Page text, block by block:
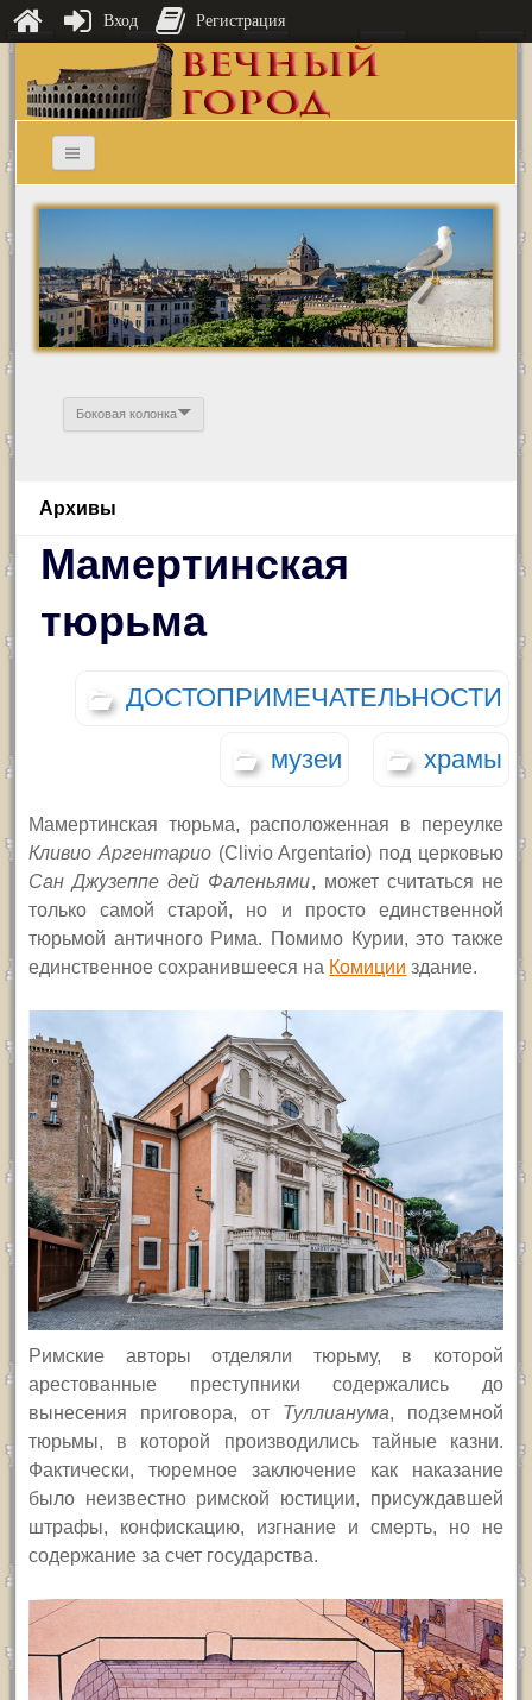
Боковая колонка
Архивы
Мамертинская
тюрьма
ДОСТОПРИМЕЧАТЕЛЬНОСТИ
музеи
храмы
Мамертинская тюрьма, расположенная в переулке
Кливио Аргентарио (Clivio Argentario) под церковью
Сан Джузеппе дей Фаленьями, может считаться не
только самой старой, но и просто единственной
тюрьмой античного Рима.
Помимо Курии, это также
единственное сохранившееся на Комиции здание.
Римские авторы отделяли тюрьму, в которой
арестованные преступники содержались до
вынесения приговора, от Туллианума, подземной
тюрьмы, в которой производились тайные казни.
Фактически, тюремное заключение как наказание
было неизвестно римской юстиции, присуждавшей
штрафы, конфискацию, изгнание и смерть, но не
содержание за счет государства.
Вход Регистрация